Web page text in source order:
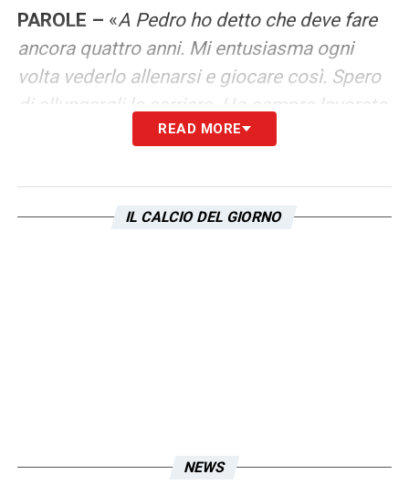
PAROLE – «A Pedro ho detto che deve fare
ancora quattro anni. Mi entusiasma ogni
volta vederlo allenarsi e giocare così. Spero
di allungargli la carriera. Ho sempre lavorato
su tutti, la mia attenzione è rivolta
le partite. Stiamo lavorando sul nostro
calcio, deve essere offensivo e che piace.
anche in allenamento».
READ MORE
IL CALCIO DEL GIORNO
NEWS